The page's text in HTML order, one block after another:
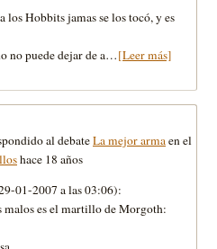
los Hobbits jamas se los tocó, y es
no puede dejar de a…[Leer más]
al debateLa mejor armaen el
hace 18 años
01-2007 a las 03:06):
es el martillo de Morgoth: